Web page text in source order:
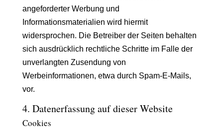
angeforderter Werbung und
Informationsmaterialien wird hiermit
widersprochen. Die Betreiber der Seiten behalten
sich ausdrücklich rechtliche Schritte im Falle der
unverlangten Zusendung von
Werbeinformationen, etwa durch Spam-E-Mails,
vor.
4. Datenerfassung auf dieser Website
Cookies